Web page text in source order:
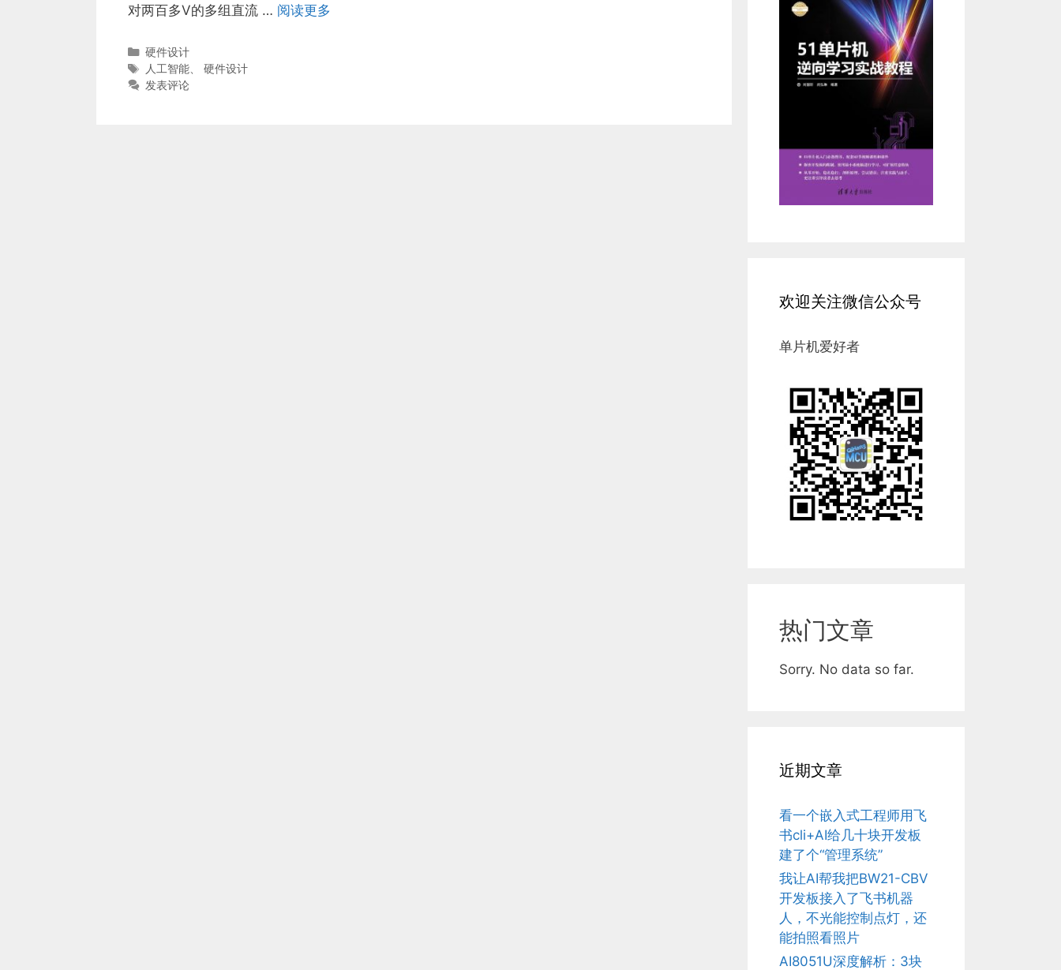
对两百多V的多组直流 … 阅读更多
分
类
硬件设计
标
签
人工智能、 硬件设计
发表评论
欢迎关注微信公众号
单片机爱好者
热门文章
Sorry. No data so far.
近期文章
看一个嵌入式工程师用飞
书cli+AI给几十块开发板
建了个“管理系统”
我让AI帮我把BW21-CBV
开发板接入了飞书机器
人，不光能控制点灯，还
能拍照看照片
AI8051U深度解析：3块